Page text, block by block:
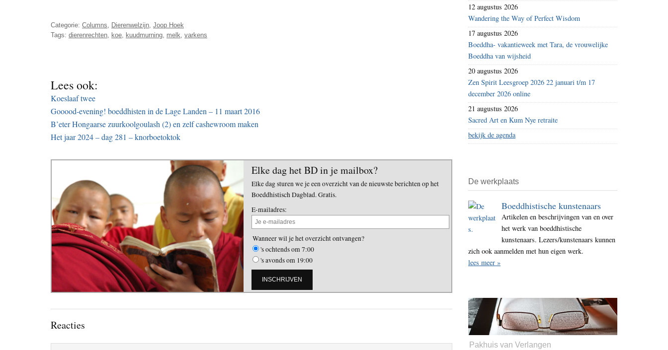
Categorie: Columns, Dierenwelzijn, Joop Hoek
Tags: dierenrechten, koe, kuudmurning, melk, varkens
Lees ook:
Koeslaaf twee
Gooood-evening! boeddhisten in de Lage Landen – 11 maart 2016
B’eter Hongaarse zuurkoolgoulash (2) en zelf cashewroom maken
Het jaar 2024 – dag 281 – knorboetoktok
Elke dag het BD in je mailbox?
Elke dag sturen we je een overzicht van de nieuwste berichten op het
Boeddhistisch Dagblad. Gratis.
E-mailadres:
Wanneer wil je het overzicht ontvangen?
's ochtends om 7:00
's avonds om 19:00
Lees
Reacties
12 augustus 2026
Wandering the Way of Perfect Wisdom
17 augustus 2026
Boeddha- vakantieweek met Tara, de vrouwelijke
Boeddha van wijsheid
20 augustus 2026
Zen Spirit Leesgroep 2026 22 januari t/m 17
december 2026 online
21 augustus 2026
Sacred Art en Kum Nye retraite
bekijk de agenda
De werkplaats
Boeddhistische kunstenaars
Artikelen en beschrijvingen van en over
het werk van boeddhistische
kunstenaars. Lezers/kunstenaars kunnen
zich ook aanmelden met hun eigen werk.
lees meer »
Pakhuis van Verlangen